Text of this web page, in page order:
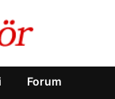
Forum